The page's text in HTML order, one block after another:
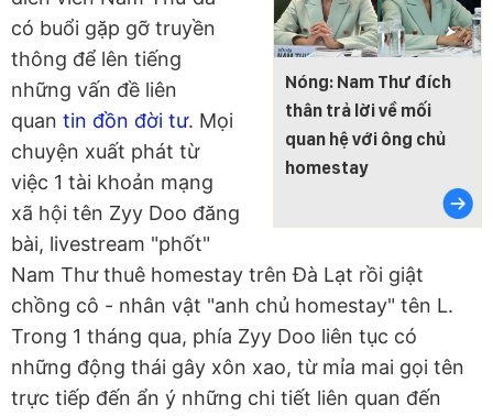
Nóng: Nam Thư đích
thân trả lời về mối
quan hệ với ông chủ
homestay
có buổi gặp gỡ truyền
thông để lên tiếng
những vấn đề liên
quan tin đồn đời tư. Mọi
chuyện xuất phát từ
việc 1 tài khoản mạng
xã hội tên Zyy Doo đăng
bài, livestream "phốt"
Nam Thư thuê homestay trên Đà Lạt rồi giật
chồng cô - nhân vật "anh chủ homestay" tên L.
Trong 1 tháng qua, phía Zyy Doo liên tục có
những động thái gây xôn xao, từ mỉa mai gọi tên
trực tiếp đến ẩn ý những chi tiết liên quan đến